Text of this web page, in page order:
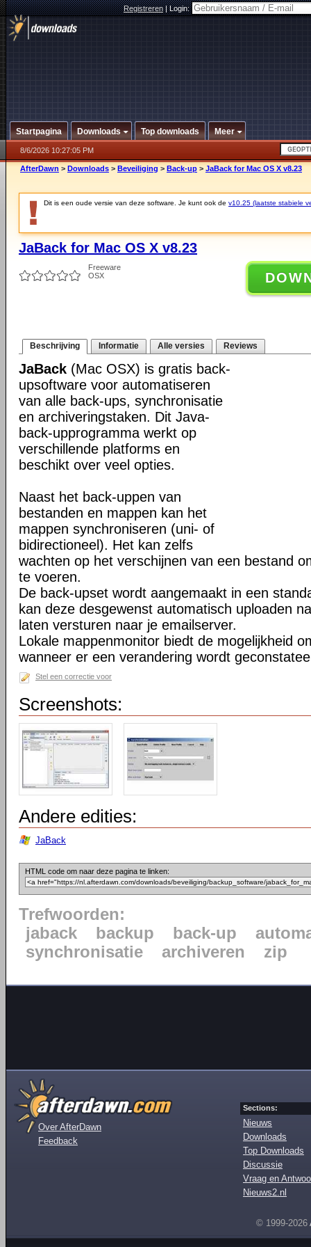
Registreren|Login:
Startpagina Downloads Top downloads Meer
8/6/2026 10:27:05 PM
AfterDawn > Downloads > Beveiliging > Back-up > JaBack for Mac OS X v8.23
Dit is een oude versie van deze software. Je kunt ook de v10.25 (laatste stabiele
JaBack for Mac OS X v8.23
Freeware
OSX
Beschrijving Informatie Alle versies Reviews
JaBack (Mac OSX) is gratis back-
upsoftware voor automatiseren
van alle back-ups, synchronisatie
en archiveringstaken. Dit Java-
back-upprogramma werkt op
verschillende platforms en
beschikt over veel opties.
Naast het back-uppen van
bestanden en mappen kan het
mappen synchroniseren (uni- of
bidirectioneel). Het kan zelfs
wachten op het verschijnen van een bestand
te voeren.
De back-upset wordt aangemaakt in een
kan deze desgewenst automatisch uploaden
laten versturen naar je emailserver.
Lokale mappenmonitor biedt de mogelijkheid
wanneer er een verandering wordt
Stel een correctie voor
Screenshots:
Andere edities:
JaBack
HTML code om naar deze pagina te linken:
Trefwoorden:
jaback
backup back-up
synchronisatie
archiveren zip
Over AfterDawn
Feedback
Sections:
Nieuws
Downloads
Top Downloads
Discussie
Vraag en
Nieuws2.nl
© 1999-2026